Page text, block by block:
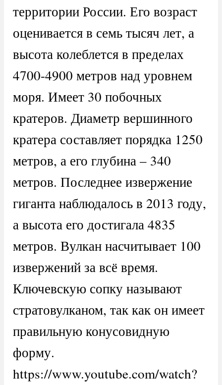
территории России. Его возраст
оценивается в семь тысяч лет, а
высота колеблется в пределах
4700-4900 метров над уровнем
моря. Имеет 30 побочных
кратеров. Диаметр вершинного
кратера составляет порядка 1250
метров, а его глубина – 340
метров. Последнее извержение
гиганта наблюдалось в 2013 году,
а высота его достигала 4835
метров. Вулкан насчитывает 100
извержений за всё время.
Ключевскую сопку называют
стратовулканом, так как он имеет
правильную конусовидную
форму.
https://www.youtube.com/watch?